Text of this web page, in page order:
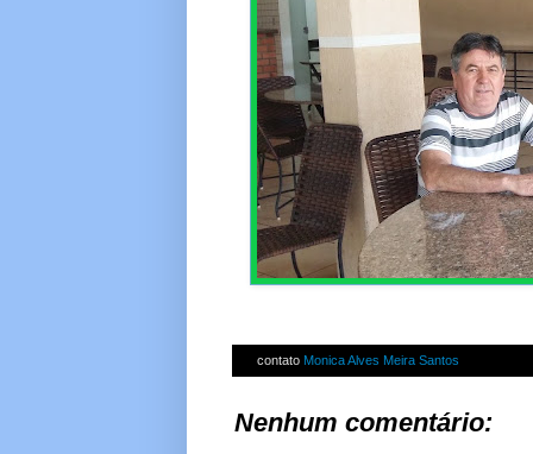
contato Monica Alves Meira Santos
Nenhum comentário: